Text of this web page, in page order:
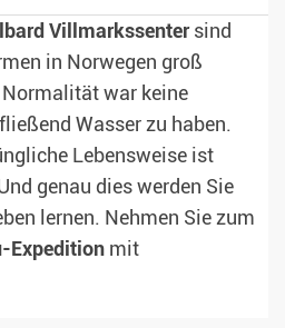
Villmarkssentersind
in Norwegen groß
war keine
Wasser zu haben.
Lebensweise ist
genau dies werden Sie
lernen. Nehmen Sie zum
Expedition mit